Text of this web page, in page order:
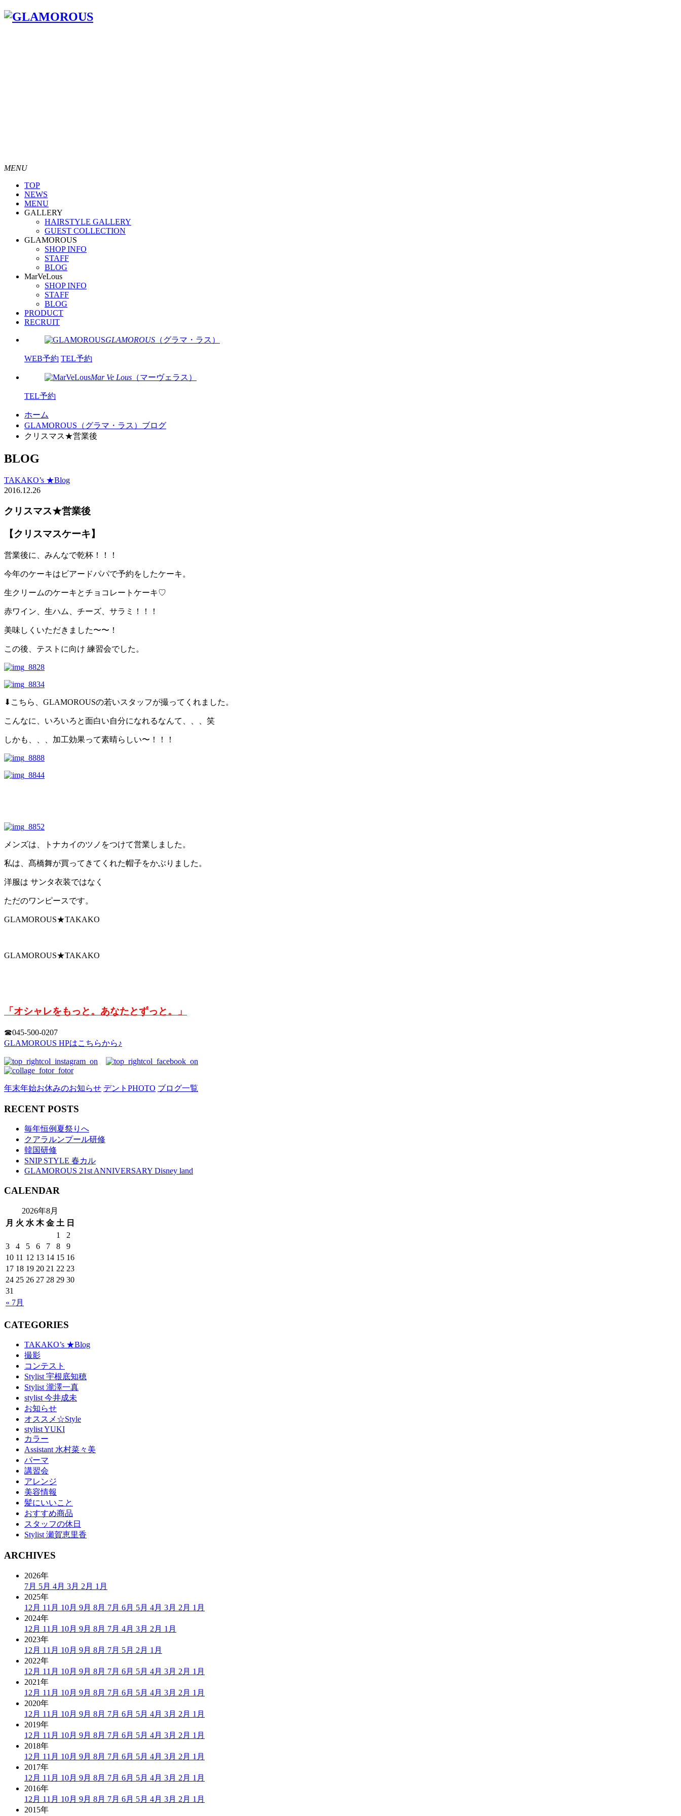
MENU
TOP
NEWS
MENU
GALLERY
HAIRSTYLE GALLERY
GUEST COLLECTION
GLAMOROUS
SHOP INFO
STAFF
BLOG
MarVeLous
SHOP INFO
STAFF
BLOG
PRODUCT
RECRUIT
GLAMOROUS （グラマ・ラス）
WEB予約 TEL予約
Mar Ve Lous （マーヴェラス）
TEL予約
ホーム
GLAMOROUS（グラマ・ラス）ブログ
クリスマス★営業後
BLOG
TAKAKO’s ★Blog
2016.12.26
クリスマス★営業後
【クリスマスケーキ】
営業後に、みんなで乾杯！！！
今年のケーキはビアードパパで予約をしたケーキ。
生クリームのケーキとチョコレートケーキ♡
赤ワイン、生ハム、チーズ、サラミ！！！
美味しくいただきました〜〜！
この後、テストに向け 練習会でした。
⬇︎こちら、GLAMOROUSの若いスタッフが撮ってくれました。
こんなに、いろいろと面白い自分になれるなんて、、、笑
しかも、、、加工効果って素晴らしい〜！！！
メンズは、トナカイのツノをつけて営業しました。
私は、髙橋舞が買ってきてくれた帽子をかぶりました。
洋服は サンタ衣装ではなく
ただのワンピースです。
GLAMOROUS★TAKAKO
GLAMOROUS★TAKAKO
「オシャレをもっと。あなたとずっと。」
☎︎045-500-0207
GLAMOROUS HPはこちらから♪
年末年始お休みのお知らせ デントPHOTO ブログ一覧
RECENT POSTS
毎年恒例夏祭りへ
クアラルンプール研修
韓国研修
SNIP STYLE 春カル
GLAMOROUS 21st ANNIVERSARY Disney land
CALENDAR
2026年8月
月 火 水 木 金 土 日
« 7月
1
2
3
4 5 6 7 8
9
10 11 12 13 14 15 16
17 18 19 20 21 22 23
24 25 26 27 28 29 30
31
CATEGORIES
TAKAKO’s ★Blog
撮影
コンテスト
Stylist 宇根底知穂
Stylist 瀧澤一真
stylist 今井成未
お知らせ
オススメ☆Style
stylist YUKI
カラー
Assistant 水村菜々美
パーマ
講習会
アレンジ
美容情報
髪にいいこと
おすすめ商品
スタッフの休日
Stylist 瀬賀恵里香
ARCHIVES
2026年
7月 5月 4月 3月 2月 1月
2025年
12月 11月 10月 9月 8月 7月 6月 5月 4月 3月 2月 1月
2024年
12月 11月 10月 9月 8月 7月 4月 3月 2月 1月
2023年
12月 11月 10月 9月 8月 7月 5月 2月 1月
2022年
12月 11月 10月 9月 8月 7月 6月 5月 4月 3月 2月 1月
2021年
12月 11月 10月 9月 8月 7月 6月 5月 4月 3月 2月 1月
2020年
12月 11月 10月 9月 8月 7月 6月 5月 4月 3月 2月 1月
2019年
12月 11月 10月 9月 8月 7月 6月 5月 4月 3月 2月 1月
2018年
12月 11月 10月 9月 8月 7月 6月 5月 4月 3月 2月 1月
2017年
12月 11月 10月 9月 8月 7月 6月 5月 4月 3月 2月 1月
2016年
12月 11月 10月 9月 8月 7月 6月 5月 4月 3月 2月 1月
2015年